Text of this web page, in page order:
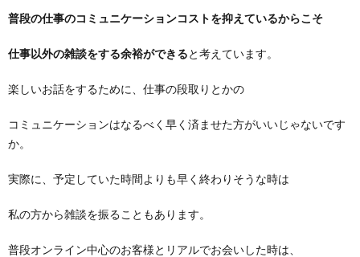
普段の仕事のコミュニケーションコストを抑えているからこそ
仕事以外の雑談をする余裕ができると考えています。
楽しいお話をするために、仕事の段取りとかの
コミュニケーションはなるべく早く済ませた方がいいじゃないです
か。
実際に、予定していた時間よりも早く終わりそうな時は
私の方から雑談を振ることもあります。
普段オンライン中心のお客様とリアルでお会いした時は、